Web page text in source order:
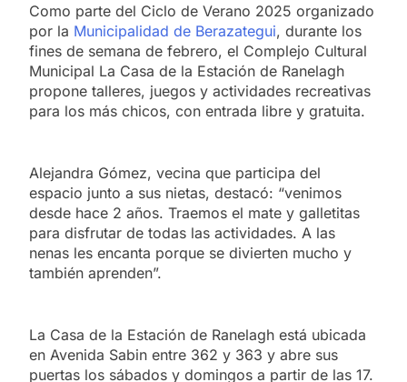
Como parte del Ciclo de Verano 2025 organizado
por la Municipalidad de Berazategui, durante los
fines de semana de febrero, el Complejo Cultural
Municipal La Casa de la Estación de Ranelagh
propone talleres, juegos y actividades recreativas
para los más chicos, con entrada libre y gratuita.
Alejandra Gómez, vecina que participa del
espacio junto a sus nietas, destacó: “venimos
desde hace 2 años. Traemos el mate y galletitas
para disfrutar de todas las actividades. A las
nenas les encanta porque se divierten mucho y
también aprenden”.
La Casa de la Estación de Ranelagh está ubicada
en Avenida Sabin entre 362 y 363 y abre sus
puertas los sábados y domingos a partir de las 17.